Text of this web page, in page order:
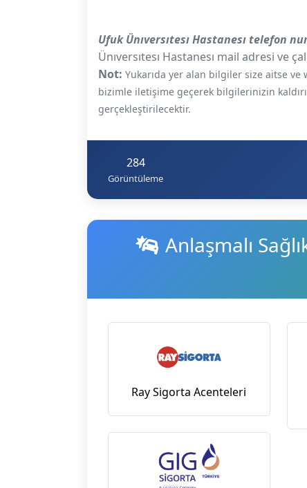
Ufuk Ünıversıtesı Hastanesı telefon
Ünıversıtesı Hastanesı mail adresi ve
Not: Yukarıda yer alan bilgiler size aitse ve
bizimle iletişime geçerek bilgilerinizin
gerçekleştirilecektir.
284
Görüntüleme
Anlaşmalı
Ray Sigorta Acenteleri